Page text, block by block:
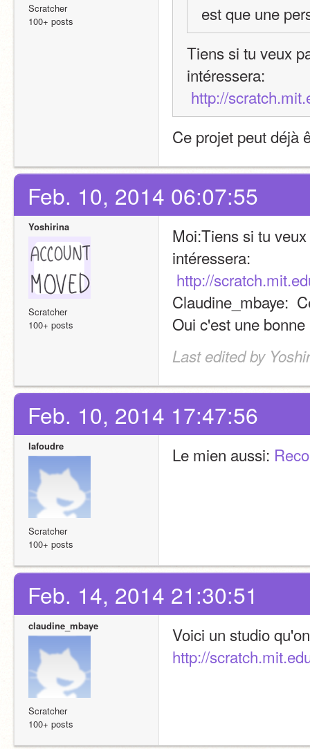
Scratcher
100+ posts
est que une
Tiens si tu veux
intéressera:
http://
Ce projet peut déjà
Feb. 10, 2014 06:07:55
Yoshirina
Scratcher
100+ posts
Moi:Tiens si tu
intéressera:
http://
Claudine_mbaye:
Oui c'est une bonne
Last edited by
Feb. 10, 2014 17:47:56
lafoudre
Scratcher
100+ posts
Le mien aussi:
Feb. 14, 2014 21:30:51
claudine_mbaye
Scratcher
100+ posts
http://